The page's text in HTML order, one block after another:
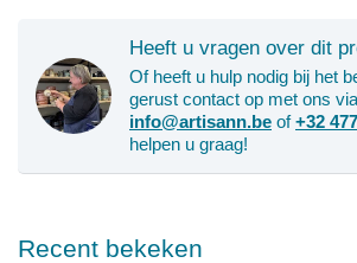
Heeft u vragen over dit
Of heeft u hulp nodig bij het
gerust contact op met ons via
info@artisann.be of+32
helpen u graag!
Recent bekeken